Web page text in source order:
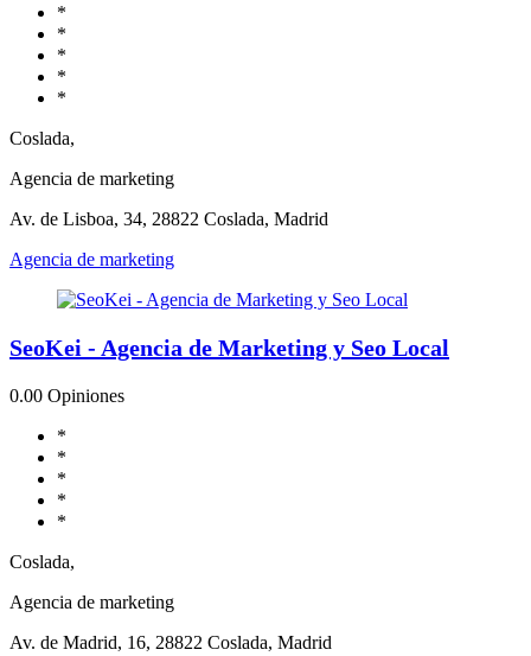
*
*
*
*
*
Coslada,
Agencia de marketing
Av. de Lisboa, 34, 28822 Coslada, Madrid
Agencia de marketing
SeoKei - Agencia de Marketing y Seo Local
0.00 Opiniones
*
*
*
*
*
Coslada,
Agencia de marketing
Av. de Madrid, 16, 28822 Coslada, Madrid